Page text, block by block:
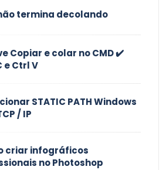
termina decolando
Copiar e colar no CMD ✔️
e Ctrl V
STATIC PATH Windows
/ IP
criar infográficos
no Photoshop